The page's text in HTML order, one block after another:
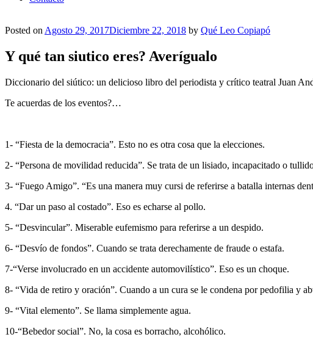
Posted on Agosto 29, 2017Diciembre 22, 2018 by Qué Leo Copiapó
Y qué tan siutico eres? Averígualo
Diccionario del siútico: un delicioso libro del periodista y crítico teatral Juan
Te acuerdas de los eventos?…
1- “Fiesta de la democracia”. Esto no es otra cosa que la elecciones.
2- “Persona de movilidad reducida”. Se trata de un lisiado, incapacitado o
3- “Fuego Amigo”. “Es una manera muy cursi de referirse a batalla internas
4. “Dar un paso al costado”. Eso es echarse al pollo.
5- “Desvincular”. Miserable eufemismo para referirse a un despido.
6- “Desvío de fondos”. Cuando se trata derechamente de fraude o estafa.
7-“Verse involucrado en un accidente automovilístico”. Eso es un choque.
8- “Vida de retiro y oración”. Cuando a un cura se le condena por pedofilia y
9- “Vital elemento”. Se llama simplemente agua.
10-“Bebedor social”. No, la cosa es borracho, alcohólico.